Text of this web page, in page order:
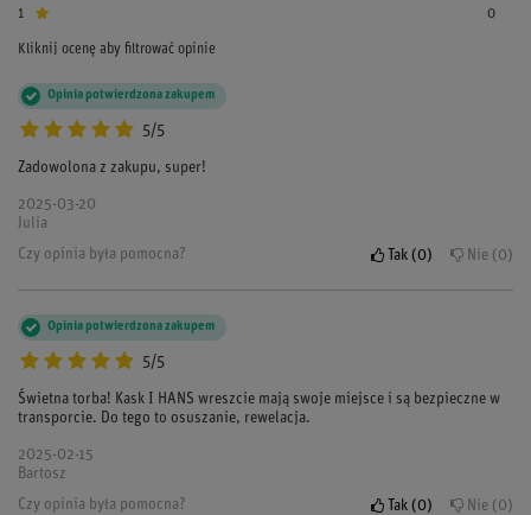
1
0
Kliknij ocenę aby filtrować opinie
5/5
Opinia potwierdzona zakupem
Zadowolona z zakupu, super!
2025-03-20
Julia
Czy opinia była pomocna?
Tak 0 Nie 0
5/5
Opinia potwierdzona zakupem
Świetna torba! Kask I HANS wreszcie mają swoje miejsce i są bezpieczne w
transporcie. Do tego to osuszanie, rewelacja.
2025-02-15
Bartosz
Czy opinia była pomocna?
Tak 0 Nie 0